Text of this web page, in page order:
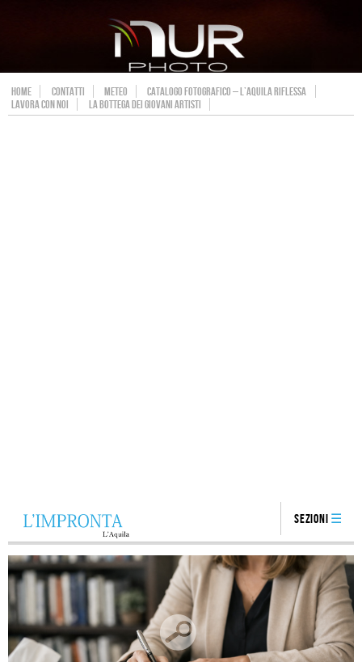
HOME CONTATTI METEO
CATALOGO FOTOGRAFICO – L’AQUILA RIFLESSA
LAVORA CON NOI
LA BOTTEGA DEI GIOVANI ARTISTI
Sezioni